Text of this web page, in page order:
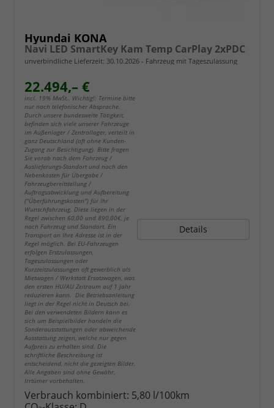
Hyundai KONA
Navi LED SmartKey Kam Temp CarPlay 2xPDC
unverbindliche Lieferzeit: 30.10.2026 Fahrzeug mit Tageszulassung
22.494,– €
incl. 19% MwSt.. Wichtig!: Termine bitte
nur nach telefonischer Absprache.
Durch unsere bundesweite Tätigkeit,
befinden sich viele unserer Fahrzeuge
im Außenlager / Zentrallager, verteilt in
ganz Deutschland (oft ohne Kunden-
Zugang zur Besichtigung). Bitte fragen
Sie vorab nach dem Fahrzeug /
Auslieferungs-Standort und nach den
Nebenkosten für Übergabe /
Fahrzeugbereitstellung /
Auftragsabwicklung und Aufbereitung
("Überführungskosten") für Ihr
Wunschfahrzeug. Diese liegen in der
Regel zwischen 60,00 und 890,00€, je
nach Fahrzeug und Standort. Ein
Transport an Ihre Adresse ist in der
Regel möglich. Bei EU-Fahrzeugen
erfolgen Erstzulassungen,
Tageszulassungen oder
Kurzzeitzulassungen oft gewerblich als
Mietwagen / Werkstatt Ersatzwagen, was
den ersten HU/AU Zeitraum auf 1 Jahr
reduzieren kann. Die Betriebsanleitung
liegt in der Regel nicht in Deutsch bei.
Bei den verwendeten Bildern kann es
sich um Beispielbilder handeln die
Sonderausstattungen oder abweichende
Ausstattung zeigen, welche nur gegen
Aufpreis zu erhalten sind. Die
schriftliche Beschreibung ist
entscheidend, nicht die gezeigten Bilder.
Alle Angaben sind ohne Gewähr.
Irrtümer vorbehalten.
Details
Verbrauch kombiniert: 5,80 l/100km